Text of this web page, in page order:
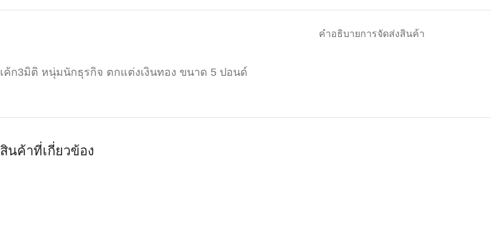
คำอธิบายการจัดส่งสินค้า
เค้ก3มิติ หนุ่มนักธุรกิจ ตกแต่งเงินทอง ขนาด 5 ปอนด์
สินค้าที่เกี่ยวข้อง